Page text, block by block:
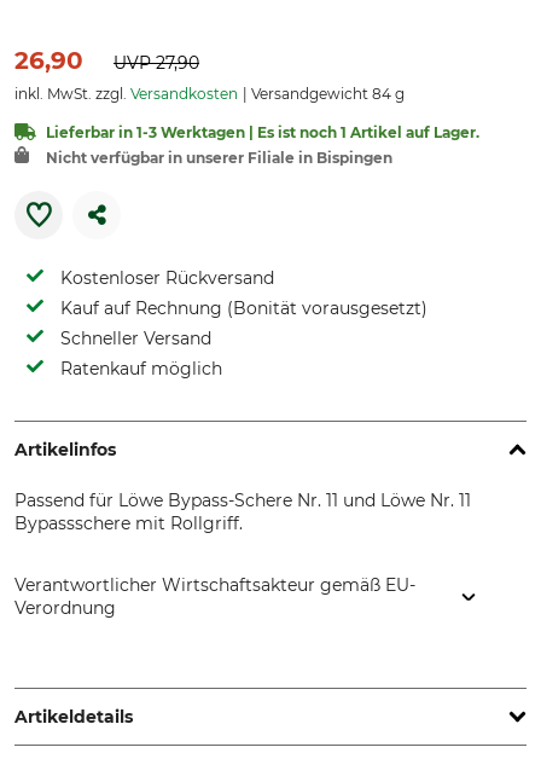
26,90 UVP27,90
inkl. MwSt. zzgl. Versandkosten Versandgewicht 84 g
Lieferbar in 1-3 Werktagen | Es ist noch 1 Artikel auf Lager.
Nicht verfügbar in unserer Filiale in Bispingen
Kostenloser Rückversand
Kauf auf Rechnung (Bonität vorausgesetzt)
Schneller Versand
Ratenkauf möglich
Artikelinfos
Passend für Löwe Bypass-Schere Nr. 11 und Löwe Nr. 11
Bypassschere mit Rollgriff.
Verantwortlicher Wirtschaftsakteur gemäß EU-
Verordnung
Germany, www.original-loewe.de
Artikeldetails